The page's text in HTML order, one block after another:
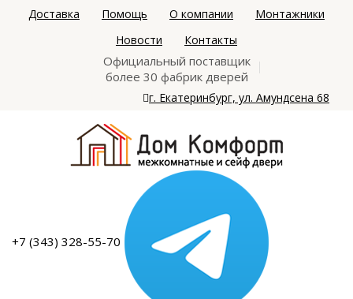
Доставка Помощь О компании
Монтажники
Новости
Контакты
Официальный поставщик
более 30 фабрик дверей
г. Екатеринбург, ул. Амундсена 68
+7 (343) 328-55-70